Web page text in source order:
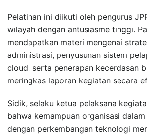
Pelatihan ini diikuti oleh pengurus
wilayah dengan antusiasme tinggi.
mendapatkan materi mengenai
administrasi, penyusunan sistem
cloud, serta penerapan kecerdasan
meringkas laporan kegiatan secara
Sidik, selaku ketua pelaksana
bahwa kemampuan organisasi
dengan perkembangan teknologi